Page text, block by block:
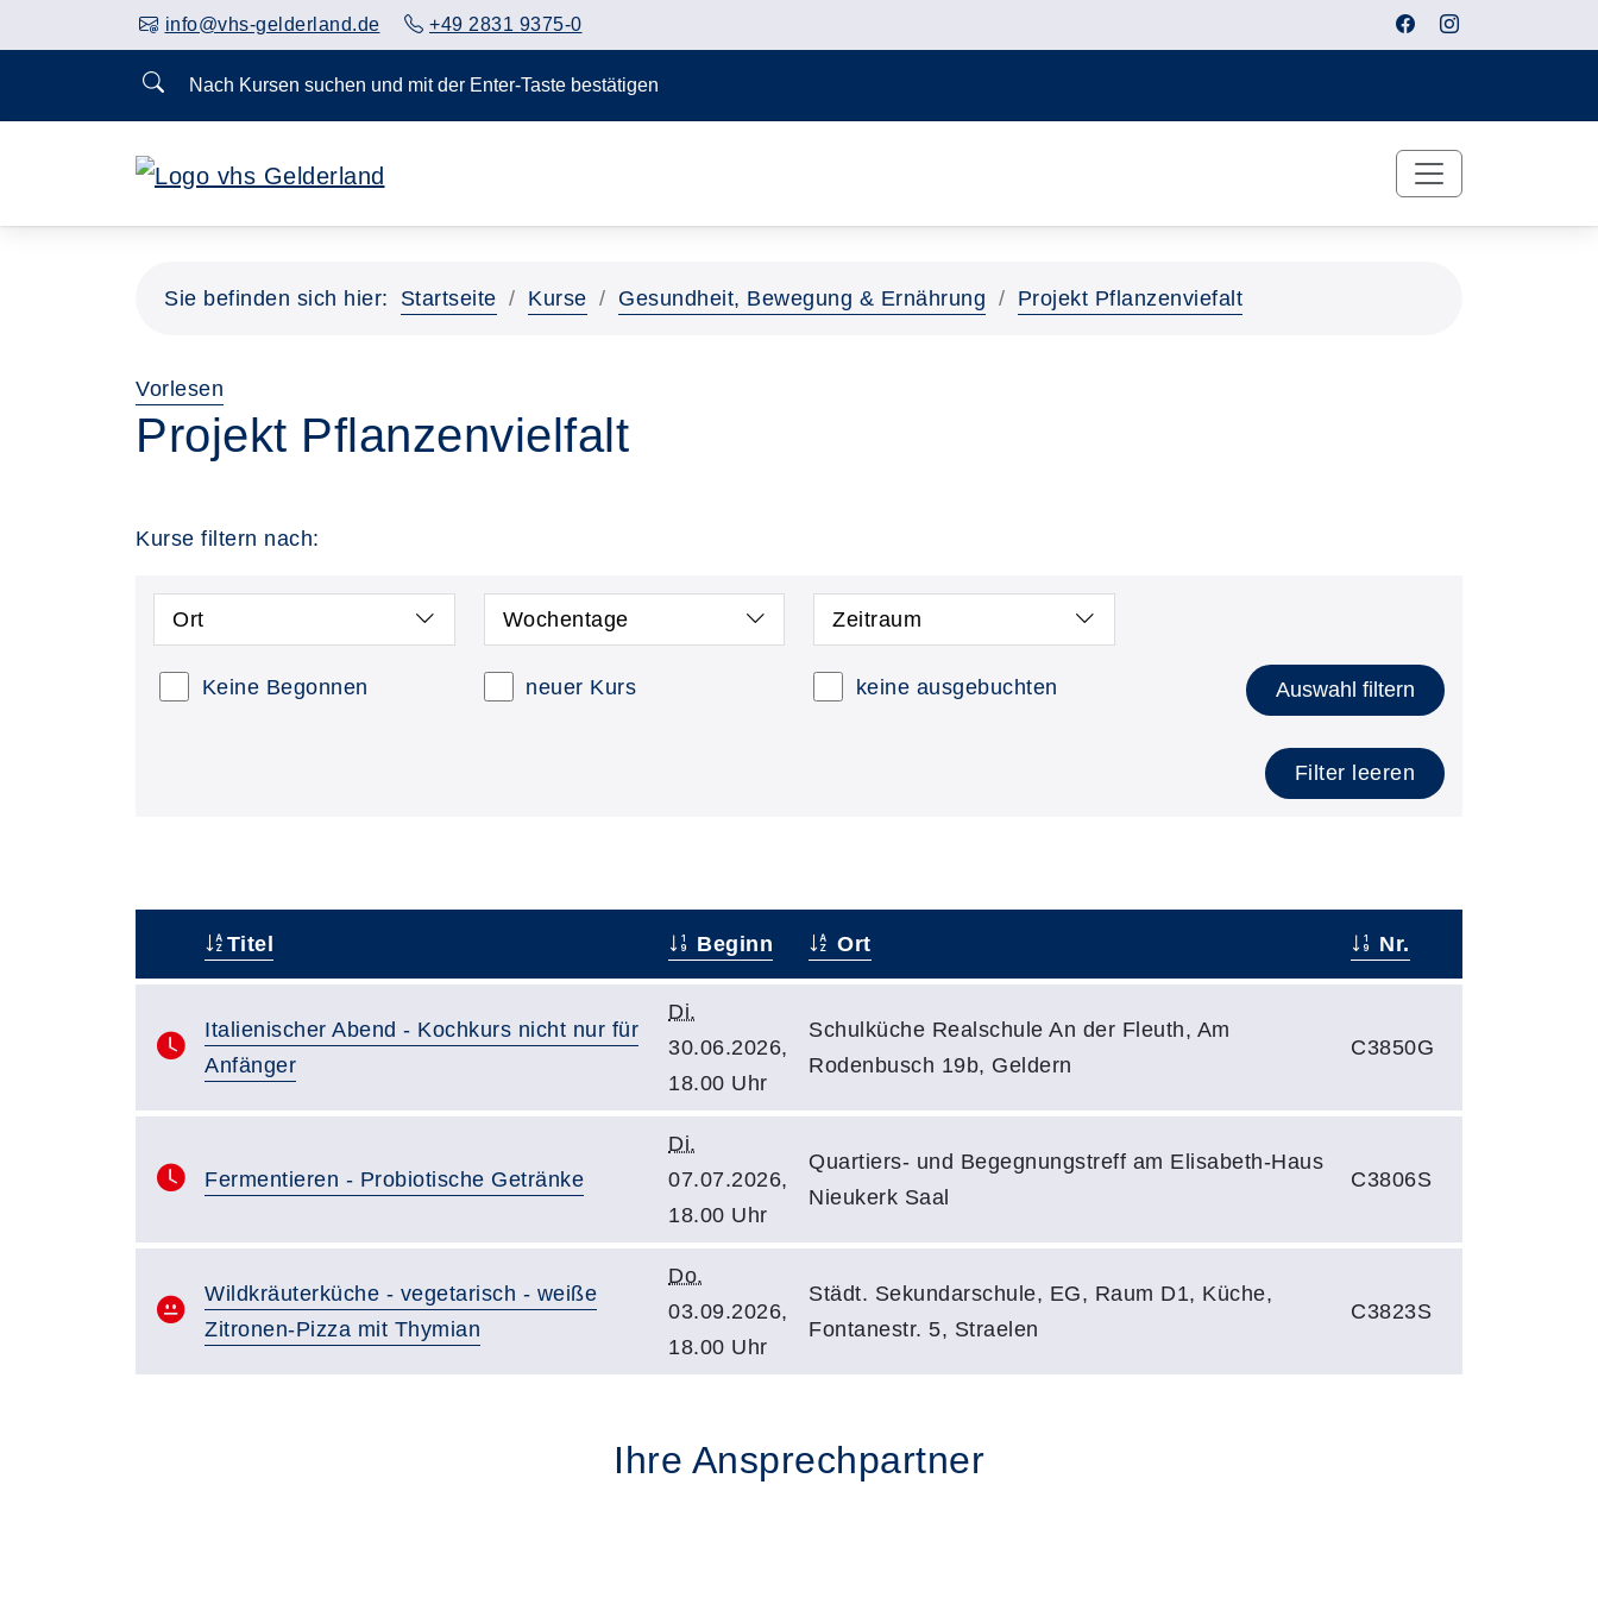
info@vhs-gelderland.de +49 2831 9375-0
Nach Kursen suchen und mit der Enter-Taste bestätigen
Sie befinden sich hier: Startseite Kurse Gesundheit, Bewegung & Ernährung Projekt Pflanzenviefalt
Vorlesen
Projekt Pflanzenvielfalt
Kurse filtern nach:
Ort Wochentage Zeitraum
Keine Begonnen neuer Kurs keine ausgebuchten Auswahl filtern
Filter leeren
Titel Beginn Ort Nr.
Italienischer Abend - Kochkurs nicht nur für
Anfänger
Di.
30.06.2026,
18.00 Uhr
Schulküche Realschule An der Fleuth, Am
Rodenbusch 19b, Geldern
C3850G
Fermentieren - Probiotische Getränke
Di.
07.07.2026,
18.00 Uhr
Quartiers- und Begegnungstreff am Elisabeth-Haus
Nieukerk Saal
C3806S
Wildkräuterküche - vegetarisch - weiße
Zitronen-Pizza mit Thymian
Do.
03.09.2026,
18.00 Uhr
Städt. Sekundarschule, EG, Raum D1, Küche,
Fontanestr. 5, Straelen
C3823S
Ihre Ansprechpartner